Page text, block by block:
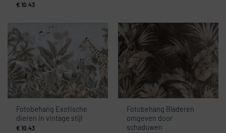
€ 10.43
Fotobehang Exotische
dieren in vintage stijl
€ 10.43
Fotobehang Bladeren
omgeven door
schaduwen